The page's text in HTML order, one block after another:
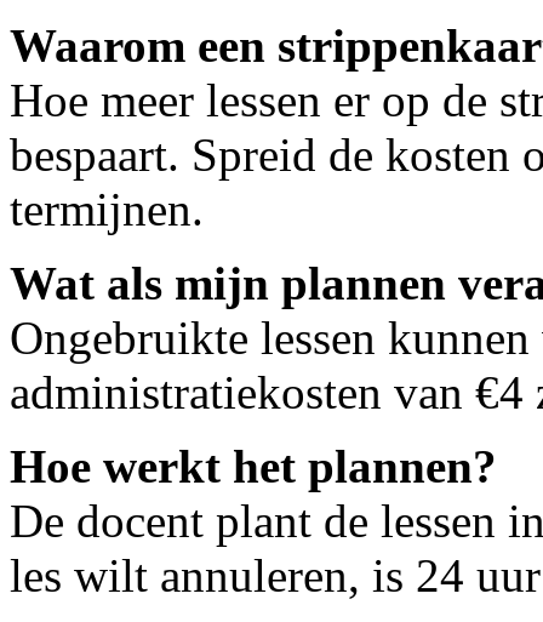
Waarom een
Hoe meer lessen er op de
bespaart. Spreid de
termijnen.
Wat als mijn plannen
Ongebruikte lessen
administratiekosten van €4
Hoe werkt het plannen?
De docent plant de lessen
les wilt annuleren, is 24